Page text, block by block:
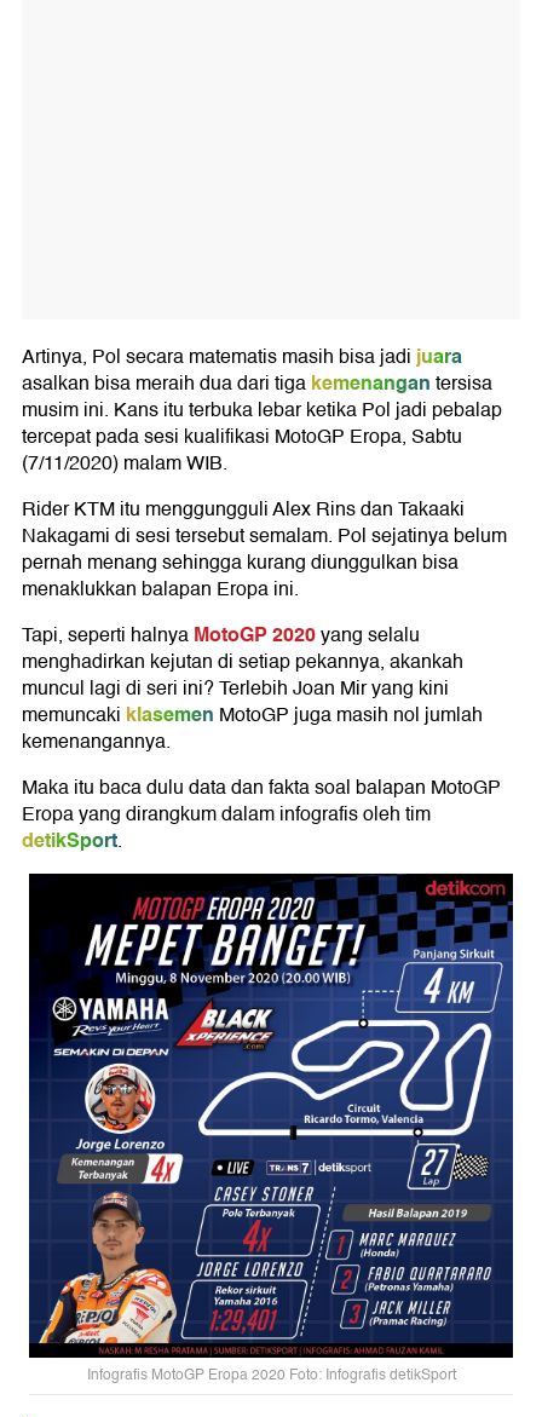
Artinya, Pol secara matematis masih bisa jadijuara
asalkan bisa meraih dua dari tigakemenangantersisa
musim ini. Kans itu terbuka lebar ketika Pol jadi pebalap
tercepat pada sesi kualifikasi MotoGP Eropa, Sabtu
(7/11/2020) malam WIB.
Rider KTM itu menggungguli Alex Rins dan Takaaki
Nakagami di sesi tersebut semalam. Pol sejatinya belum
pernah menang sehingga kurang diunggulkan bisa
menaklukkan balapan Eropa ini.
Tapi, seperti halnyaMotoGP 2020yang selalu
menghadirkan kejutan di setiap pekannya, akankah
muncul lagi di seri ini? Terlebih Joan Mir yang kini
memuncaki klasemen MotoGP juga masih nol jumlah
kemenangannya.
Maka itu baca dulu data dan fakta soal balapan MotoGP
Eropa yang dirangkum dalam infografis oleh tim
detikSport.
Infografis MotoGP Eropa 2020 Foto: Infografis detikSport